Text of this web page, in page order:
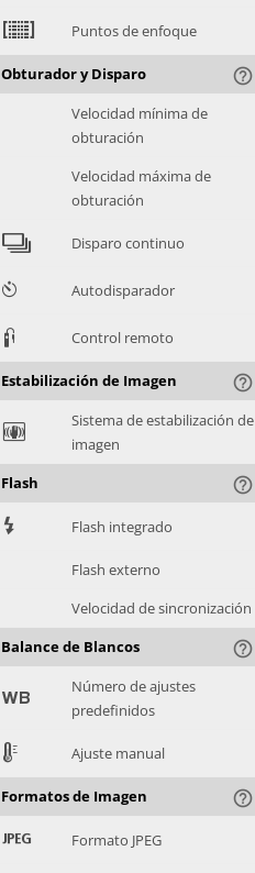
2 Puntos de enfoque
Obturador y Disparo help_outline
Velocidad mínima de
obturación
Velocidad máxima de
obturación
4 Disparo continuo
6 Autodisparador
3 Control remoto
Estabilización de Imagen help_outline
F
Sistema de estabilización de
imagen
Flash help_outline
7 Flash integrado
Flash externo
Velocidad de sincronización
Balance de Blancos
help_outline
9
Número de ajustes
predefinidos
E Ajuste manual
Formatos de Imagen help_outline
: Formato JPEG